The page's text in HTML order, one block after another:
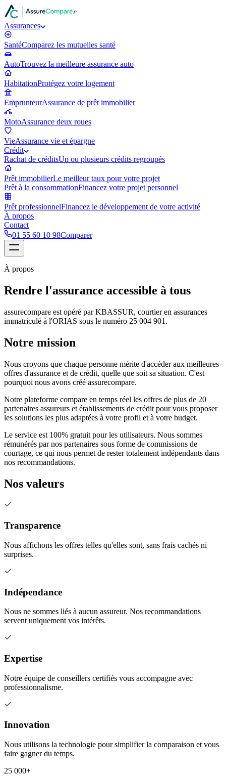
Assurances
SantéComparez les mutuelles santé
AutoTrouvez la meilleure assurance auto
HabitationProtégez votre logement
EmprunteurAssurance de prêt immobilier
MotoAssurance deux roues
VieAssurance vie et épargne
Crédit
Rachat de créditsUn ou plusieurs crédits regroupés
Prêt immobilierLe meilleur taux pour votre projet
Prêt à la consommationFinancez votre projet personnel
Prêt professionnelFinancez le développement de votre activité
À propos
Contact
01 55 60 10 98Comparer
À propos
Rendre l'assurance accessible à tous
assurecompare est opéré parKBASSUR, courtier en assurances
immatriculé à l'ORIAS sous le numéro 25 004 901 .
Notre mission
Nous croyons que chaque personne mérite d'accéder aux meilleures
offres d'assurance et de crédit, quelle que soit sa situation. C'est
pourquoi nous avons créé assurecompare.
Notre plateforme compare en temps réel les offres de plus de 20
partenaires assureurs et établissements de crédit pour vous proposer
les solutions les plus adaptées à votre profil et à votre budget.
Le service est 100% gratuit pour les utilisateurs. Nous sommes
rémunérés par nos partenaires sous forme de commissions de
courtage, ce qui nous permet de rester totalement indépendants dans
nos recommandations.
Nos valeurs
Transparence
Nous affichons les offres telles qu'elles sont, sans frais cachés ni
surprises.
Indépendance
Nous ne sommes liés à aucun assureur. Nos recommandations
servent uniquement vos intérêts.
Expertise
Notre équipe de conseillers certifiés vous accompagne avec
professionnalisme.
Innovation
Nous utilisons la technologie pour simplifier la comparaison et vous
faire gagner du temps.
25 000+